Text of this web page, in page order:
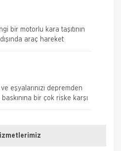
bir motorlu kara taşıtının
araç hareket
hasara uğraması,
eşyalarınızı depremden
baskınına bir çok riske karşı
kendini tam